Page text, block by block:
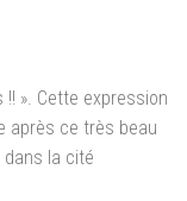
». Cette expression
après ce très beau
la cité